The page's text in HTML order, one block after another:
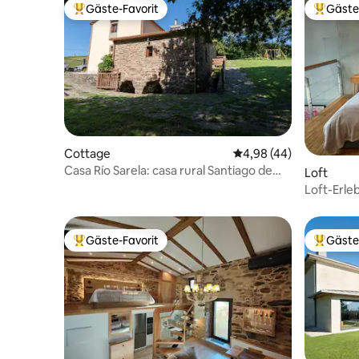
Beliebter Gäste-Favorit.
Gäste-Favorit
Cottage Durchschnittliche
4,98 (44)
Casa Río Sarela: casa rural Santiago de
Loft
Loft-
Beliebter Gäste-Favorit.
Gäste-Favorit